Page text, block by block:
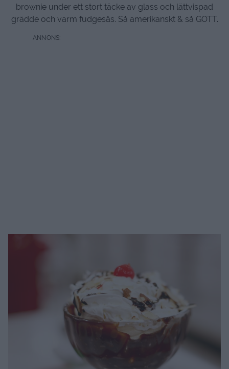
brownie under ett stort täcke av glass och lättvispad
grädde och varm fudgesås. Så amerikanskt & så GOTT.